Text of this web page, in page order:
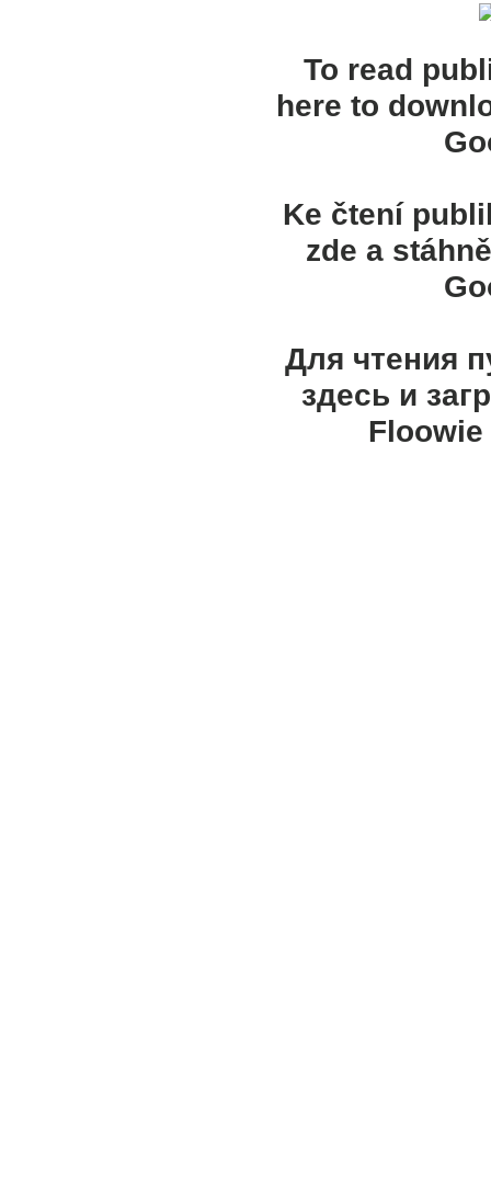
To read
here to
Ke čtení
zde a
Для чтения
здесь и
Floowie